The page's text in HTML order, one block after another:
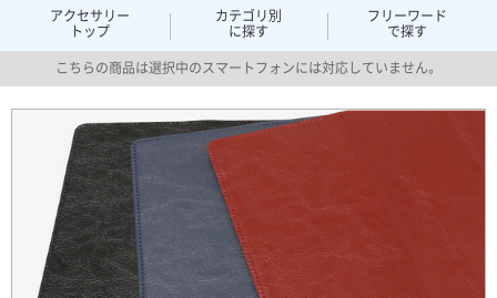
アクセサリー
トップ
カテゴリ別
に探す
フリーワード
で探す
こちらの商品は選択中のスマートフォンには対応していません。